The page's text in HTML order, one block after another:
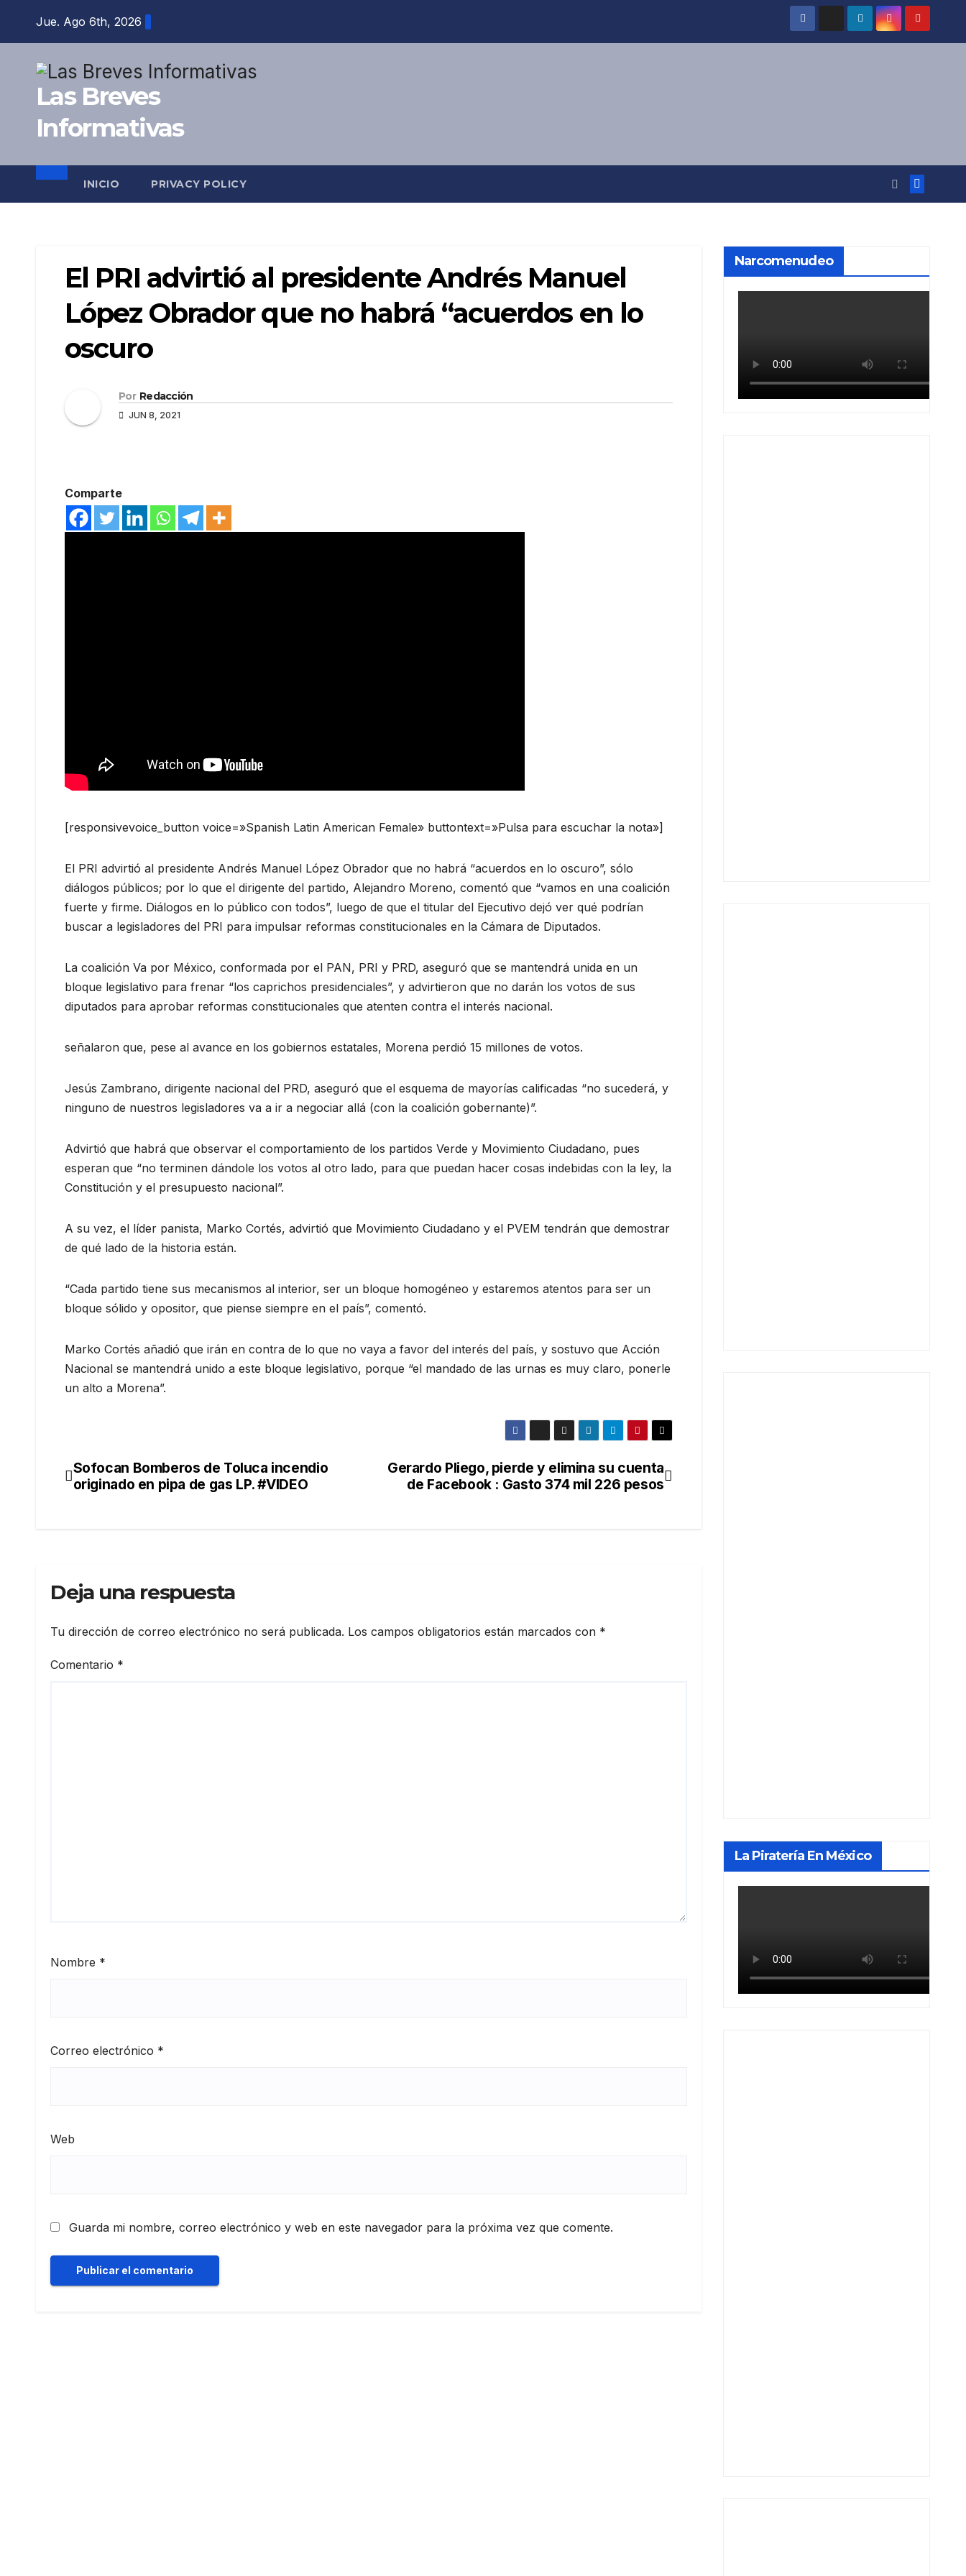
Jue. Ago 6th, 2026
Las Breves
Informativas
INICIO PRIVACY POLICY
El PRI advirtió al presidente Andrés Manuel
López Obrador que no habrá “acuerdos en lo
oscuro
Por Redacción
JUN 8, 2021
Comparte
[responsivevoice_button voice=»Spanish Latin American Female» buttontext=»Pulsa para escuchar la nota»]
El PRI advirtió al presidente Andrés Manuel López Obrador que no habrá “acuerdos en lo oscuro”, sólo
diálogos públicos; por lo que el dirigente del partido, Alejandro Moreno, comentó que “vamos en una coalición
fuerte y firme. Diálogos en lo público con todos”, luego de que el titular del Ejecutivo dejó ver qué podrían
buscar a legisladores del PRI para impulsar reformas constitucionales en la Cámara de Diputados.
La coalición Va por México, conformada por el PAN, PRI y PRD, aseguró que se mantendrá unida en un
bloque legislativo para frenar “los caprichos presidenciales”, y advirtieron que no darán los votos de sus
diputados para aprobar reformas constitucionales que atenten contra el interés nacional.
señalaron que, pese al avance en los gobiernos estatales, Morena perdió 15 millones de votos.
Jesús Zambrano, dirigente nacional del PRD, aseguró que el esquema de mayorías calificadas “no sucederá, y
ninguno de nuestros legisladores va a ir a negociar allá (con la coalición gobernante)”.
Advirtió que habrá que observar el comportamiento de los partidos Verde y Movimiento Ciudadano, pues
esperan que “no terminen dándole los votos al otro lado, para que puedan hacer cosas indebidas con la ley, la
Constitución y el presupuesto nacional”.
A su vez, el líder panista, Marko Cortés, advirtió que Movimiento Ciudadano y el PVEM tendrán que demostrar
de qué lado de la historia están.
“Cada partido tiene sus mecanismos al interior, ser un bloque homogéneo y estaremos atentos para ser un
bloque sólido y opositor, que piense siempre en el país”, comentó.
Marko Cortés añadió que irán en contra de lo que no vaya a favor del interés del país, y sostuvo que Acción
Nacional se mantendrá unido a este bloque legislativo, porque “el mandado de las urnas es muy claro, ponerle
un alto a Morena”.
Navegación
Gerardo Pliego, pierde y elimina su cuenta
de Facebook : Gasto 374 mil 226 pesos
Sofocan Bomberos de Toluca incendio
originado en pipa de gas LP. #VIDEO
Deja una respuesta
Tu dirección de correo electrónico no será publicada. Los campos obligatorios están marcados con *
Comentario *
Nombre *
Correo electrónico *
Web
Guarda mi nombre, correo electrónico y web en este navegador para la próxima vez que comente.
Narcomenudeo
La Piratería En México